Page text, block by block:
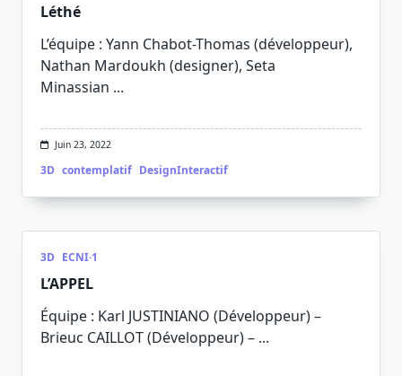
Léthé
L’équipe : Yann Chabot-Thomas (développeur),
Nathan Mardoukh (designer), Seta
Minassian ...
Juin 23, 2022
3D contemplatif DesignInteractif
3D ECNI·1
L’APPEL
Équipe : Karl JUSTINIANO (Développeur) –
Brieuc CAILLOT (Développeur) – ...